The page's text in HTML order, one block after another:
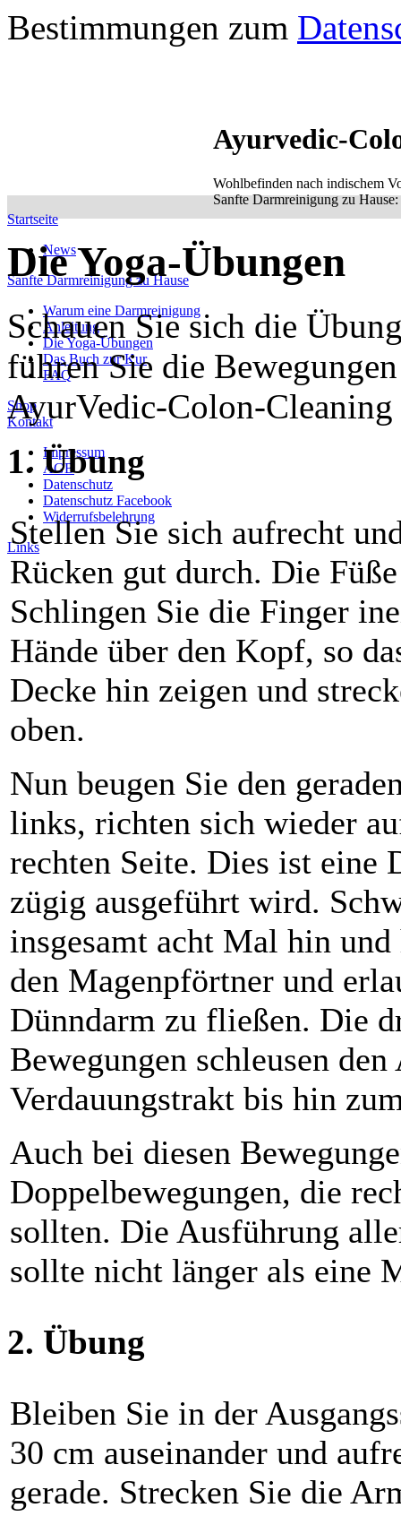
Bestimmungen zum
Ayurvedic-
Wohlbefinden nach indischem
Sanfte Darmreinigung zu
Startseite
News
Sanfte Darmreinigung zu Hause
Warum eine Darmreinigung
Anleitung
Die Yoga-Übungen
Das Buch zur Kur
FAQ
Shop
Kontakt
Impressum
AGB
Datenschutz
Datenschutz Facebook
Widerrufsbelehrung
Links
Die Yoga-Übungen
Schauen Sie sich die
führen Sie die
AyurVedic-Colon-Cleaning
1. Übung
Stellen Sie sich aufrecht
Rücken gut durch. Die
Schlingen Sie die Finger
Hände über den Kopf, so
Decke hin zeigen und
oben.
Nun beugen Sie den
links, richten sich wieder
rechten Seite. Dies ist eine
zügig ausgeführt wird.
insgesamt acht Mal hin
den Magenpförtner und
Dünndarm zu fließen. Die
Bewegungen schleusen
Verdauungstrakt bis hin
Auch bei diesen
Doppelbewegungen, die
sollten. Die Ausführung
sollte nicht länger als eine
2. Übung
Bleiben Sie in der
30 cm auseinander und
gerade. Strecken Sie die